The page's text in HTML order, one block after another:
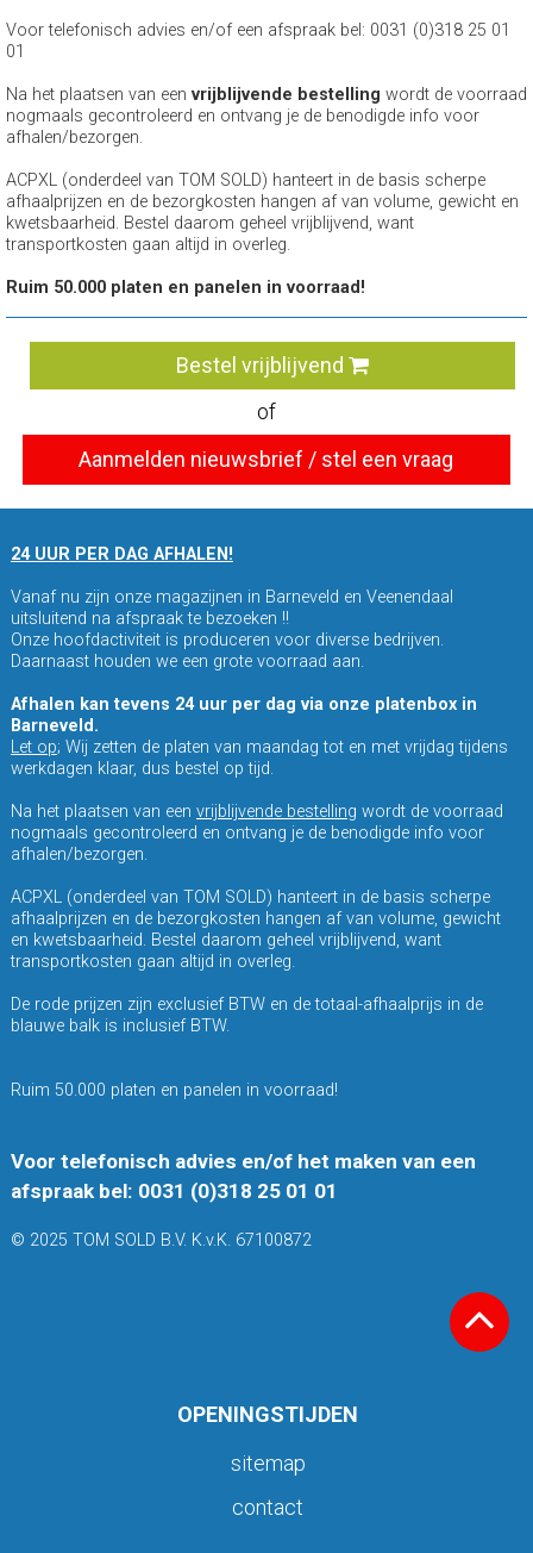
Voor telefonisch advies en/of een afspraak bel: 0031 (0)318 25 01
01
Na het plaatsen van een vrijblijvende bestelling wordt de voorraad
nogmaals gecontroleerd en ontvang je de benodigde info voor
afhalen/bezorgen.
ACPXL (onderdeel van TOM SOLD) hanteert in de basis scherpe
afhaalprijzen en de bezorgkosten hangen af van volume, gewicht en
kwetsbaarheid. Bestel daarom geheel vrijblijvend, want
transportkosten gaan altijd in overleg.
Ruim 50.000 platen en panelen in voorraad!
Bestel vrijblijvend
of
Aanmelden nieuwsbrief / stel een vraag
24 UUR PER DAG AFHALEN!
Vanaf nu zijn onze magazijnen in Barneveld en Veenendaal
uitsluitend na afspraak te bezoeken !!
Onze hoofdactiviteit is produceren voor diverse bedrijven.
Daarnaast houden we een grote voorraad aan.
Afhalen kan tevens 24 uur per dag via onze platenbox in
Barneveld.
Let op; Wij zetten de platen van maandag tot en met vrijdag tijdens
werkdagen klaar, dus bestel op tijd.
Na het plaatsen van een vrijblijvende bestelling wordt de voorraad
nogmaals gecontroleerd en ontvang je de benodigde info voor
afhalen/bezorgen.
ACPXL (onderdeel van TOM SOLD) hanteert in de basis scherpe
afhaalprijzen en de bezorgkosten hangen af van volume, gewicht
en kwetsbaarheid. Bestel daarom geheel vrijblijvend, want
transportkosten gaan altijd in overleg.
De rode prijzen zijn exclusief BTW en de totaal-afhaalprijs in de
blauwe balk is inclusief BTW.
Ruim 50.000 platen en panelen in voorraad!
Voor telefonisch advies en/of het maken van een
afspraak bel: 0031 (0)318 25 01 01
© 2025 TOM SOLD B.V. K.v.K. 67100872
OPENINGSTIJDEN
sitemap
contact